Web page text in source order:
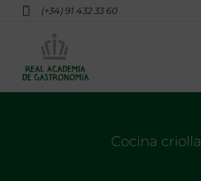
(+34) 91 432 33 60
Cocina criolla